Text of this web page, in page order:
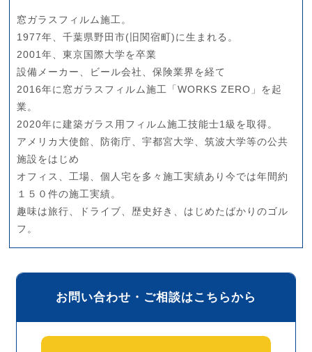
窓ガラスフィルム施工。
1977年、千葉県野田市(旧関宿町)に生まれる。
2001年、東京国際大学を卒業
設備メーカー、ビール会社、保険業界を経て
2016年に窓ガラスフィルム施工「WORKS ZERO」を起
業。
2020年に建築ガラス用フィルム施工技能士1級を取得。
アメリカ大使館、防衛庁、宇都宮大学、筑波大学等の公共
施設をはじめ
オフィス、工場、個人宅を多々施工実績あり今では年間約
１５０件の施工実績。
趣味は旅行、ドライブ、歴史好き、はじめたばかりのゴル
フ。
お問い合わせ・ご相談はこちらから